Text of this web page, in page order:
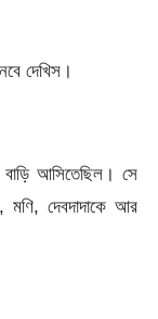
দেখিস।
আসিতেছিল। সে
মণি, দেবদাদাকে আর